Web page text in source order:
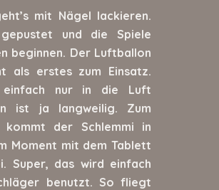
mit Nägel lackieren.
und die Spiele
beginnen. Der Luftballon
als erstes zum Einsatz.
einfach nur in die Luft
ist ja langweilig. Zum
kommt der Schlemmi in
Moment mit dem Tablett
Super, das wird einfach
benutzt. So fliegt